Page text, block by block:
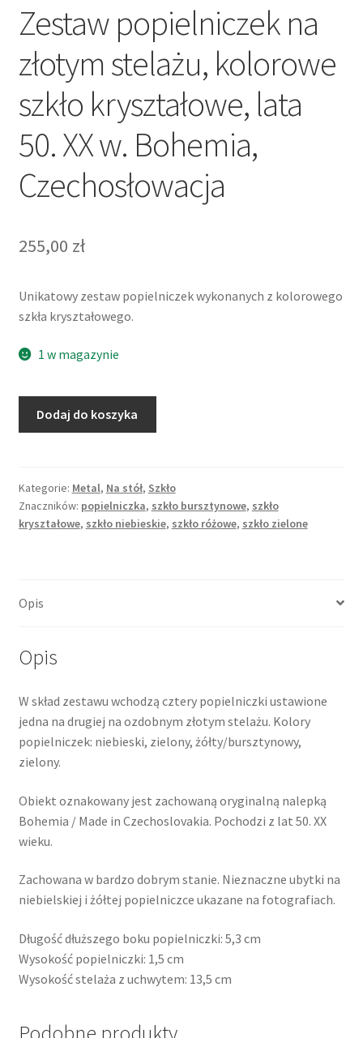
Zestaw popielniczek na
złotym stelażu, kolorowe
szkło kryształowe, lata
50. XX w. Bohemia,
Czechosłowacja
255,00 zł
Unikatowy zestaw popielniczek wykonanych z kolorowego
szkła kryształowego.
1 w magazynie
złotym
stelażu,
kolorowe
50.
w.
Bohemia,
Dodaj do koszyka
Kategorie: Metal, Na stół, Szkło
Znaczników: popielniczka, szkło bursztynowe, szkło
kryształowe, szkło niebieskie, szkło różowe, szkło zielone
Opis
Opis
W skład zestawu wchodzą cztery popielniczki ustawione
jedna na drugiej na ozdobnym złotym stelażu. Kolory
popielniczek: niebieski, zielony, żółty/bursztynowy,
zielony.
Obiekt oznakowany jest zachowaną oryginalną nalepką
Bohemia / Made in Czechoslovakia. Pochodzi z lat 50. XX
wieku.
Zachowana w bardzo dobrym stanie. Nieznaczne ubytki na
niebielskiej i żółtej popielniczce ukazane na fotografiach.
Długość dłuższego boku popielniczki: 5,3 cm
Wysokość popielniczki: 1,5 cm
Wysokość stelaża z uchwytem: 13,5 cm